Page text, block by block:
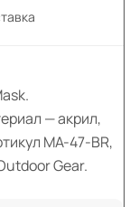
— акрил,
MA-47-BR,
Gear.